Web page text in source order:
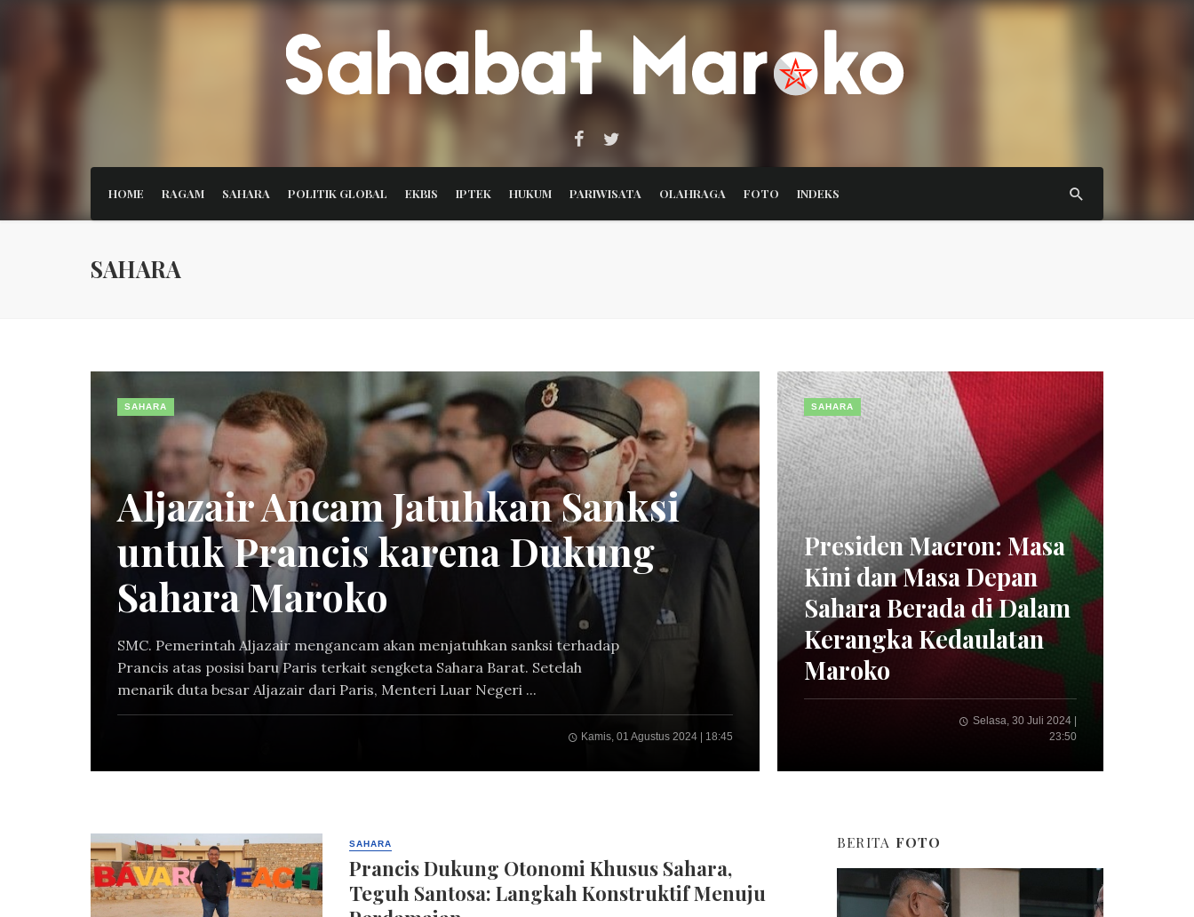
HOME RAGAM SAHARA POLITIK GLOBAL EKBIS IPTEK HUKUM PARIWISATA OLAHRAGA FOTO INDEKS
SAHARA
Aljazair Ancam Jatuhkan Sanksi
untuk Prancis karena Dukung
Sahara Maroko
SMC. Pemerintah Aljazair mengancam akan menjatuhkan sanksi terhadap
Prancis atas posisi baru Paris terkait sengketa Sahara Barat. Setelah
menarik duta besar Aljazair dari Paris, Menteri Luar Negeri ...
Kamis, 01 Agustus 2024 | 18:45
SAHARA
Presiden Macron: Masa
Kini dan Masa Depan
Sahara Berada di Dalam
Kerangka Kedaulatan
Maroko
Selasa, 30 Juli 2024 |
23:50
SAHARA
SAHARA
Prancis Dukung Otonomi Khusus Sahara,
Teguh Santosa: Langkah Konstruktif Menuju
BERITA FOTO